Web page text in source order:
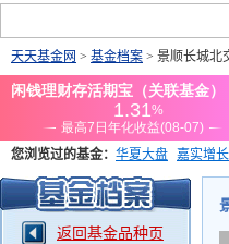
天天基金网 > 基金档案 > 景顺长城北
您浏览过的基金： 华夏大盘 嘉实增长
添富优势 华安宏利 上证180价值ETF
返回基金品种页